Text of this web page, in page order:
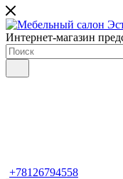
Интернет-магазин
+78126794558